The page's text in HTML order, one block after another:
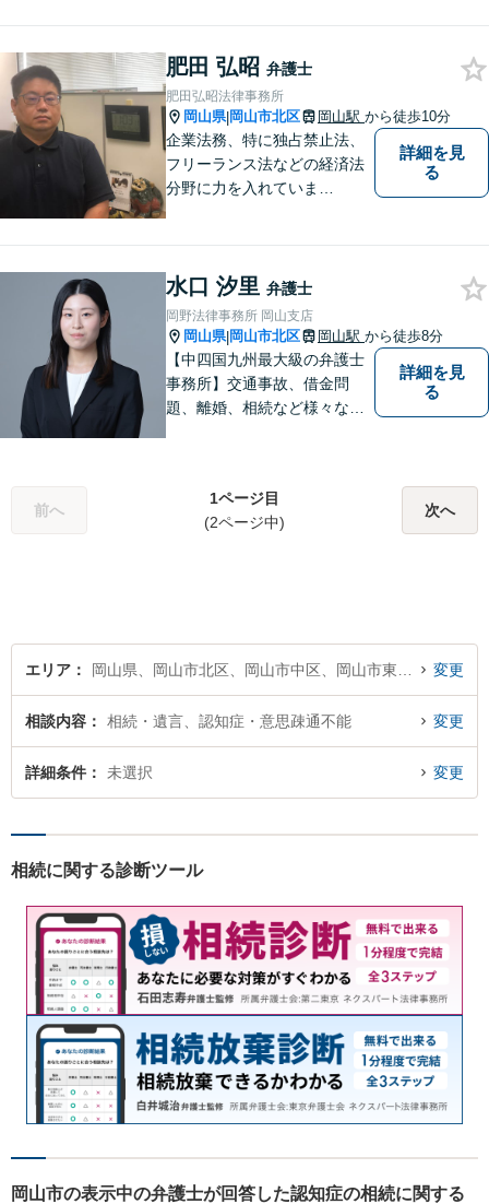
とお話をうかがうことを心掛
けています。必要に応じ、他
士業と連携して解決を図りま
す。
肥田 弘昭 弁護士
肥田弘昭法律事務所
岡山県|岡山市北区 岡山駅 から徒歩10分
企業法務、特に独占禁止法、
フリーランス法などの経済法
分野に力を入れていま
詳細を見
る
水口 汐里 弁護士
岡野法律事務所 岡山支店
岡山県|岡山市北区 岡山駅 から徒歩8分
【中四国九州最大級の弁護士
事務所】交通事故、借金問
題、離婚、相続など様々な問
詳細を見
る
前へ
1ページ目
(2ページ中)
次へ
エリア 変更
相談内容 相続・遺言、認知症・意思疎通不能 変更
詳細条件 未選択 変更
相続に関する診断ツール
岡山市の表示中の弁護士が回答した認知症の相続に関する